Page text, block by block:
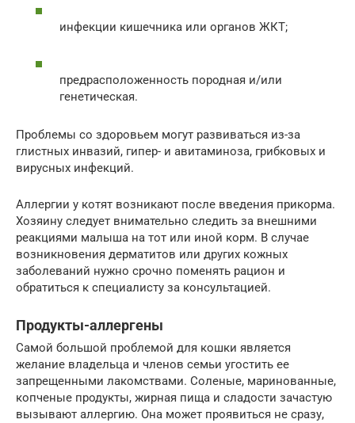
инфекции кишечника или органов ЖКТ;
предрасположенность породная и/или
генетическая.
Проблемы со здоровьем могут развиваться из-за
глистных инвазий, гипер- и авитаминоза, грибковых и
вирусных инфекций.
Аллергии у котят возникают после введения прикорма.
Хозяину следует внимательно следить за внешними
реакциями малыша на тот или иной корм. В случае
возникновения дерматитов или других кожных
заболеваний нужно срочно поменять рацион и
обратиться к специалисту за консультацией.
Продукты-аллергены
Самой большой проблемой для кошки является
желание владельца и членов семьи угостить ее
запрещенными лакомствами. Соленые, маринованные,
копченые продукты, жирная пища и сладости зачастую
вызывают аллергию. Она может проявиться не сразу,